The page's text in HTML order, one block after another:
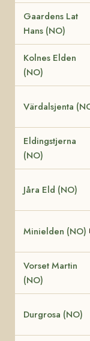
Gaardens Lat
Hans (NO)
Kolnes Elden
(NO)
Värdalsjenta
Eldingstjerna
(NO)
Jåra Eld (NO)
Minielden (NO)
Vorset Martin
(NO)
Durgrosa (NO)